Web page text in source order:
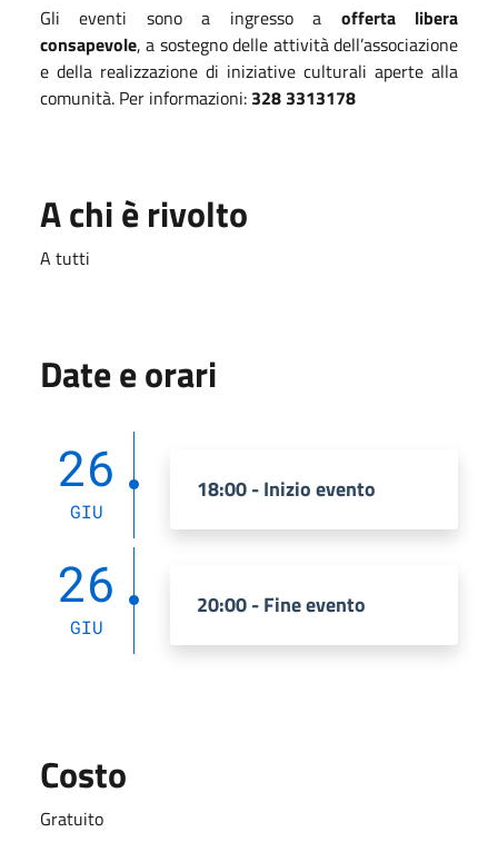
Gli eventi sono a ingresso a offerta libera
consapevole, a sostegno delle attività dell’associazione
e della realizzazione di iniziative culturali aperte alla
comunità. Per informazioni: 328 3313178
A chi è rivolto
A tutti
Date e orari
26
GIU
18:00 - Inizio evento
26
GIU
20:00 - Fine evento
Costo
Gratuito